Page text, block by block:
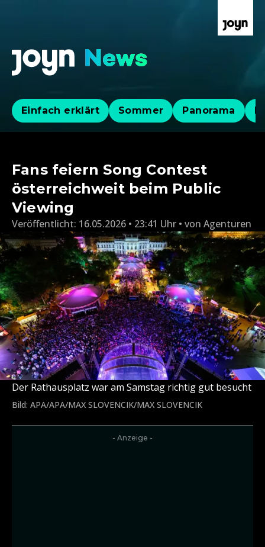
Einfach erklärt Sommer Panorama
Fans feiern Song Contest
österreichweit beim Public
Viewing
Veröffentlicht: 16.05.2026 • 23:41 Uhr von Agenturen
Der Rathausplatz war am Samstag richtig gut besucht
Bild: APA/APA/MAX SLOVENCIK/MAX SLOVENCIK
- Anzeige -